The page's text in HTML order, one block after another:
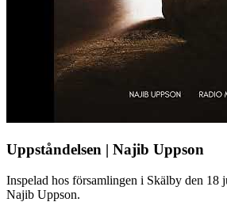
Uppståndelsen | Najib Uppson
Inspelad hos församlingen i Skälby den 18
Najib Uppson.